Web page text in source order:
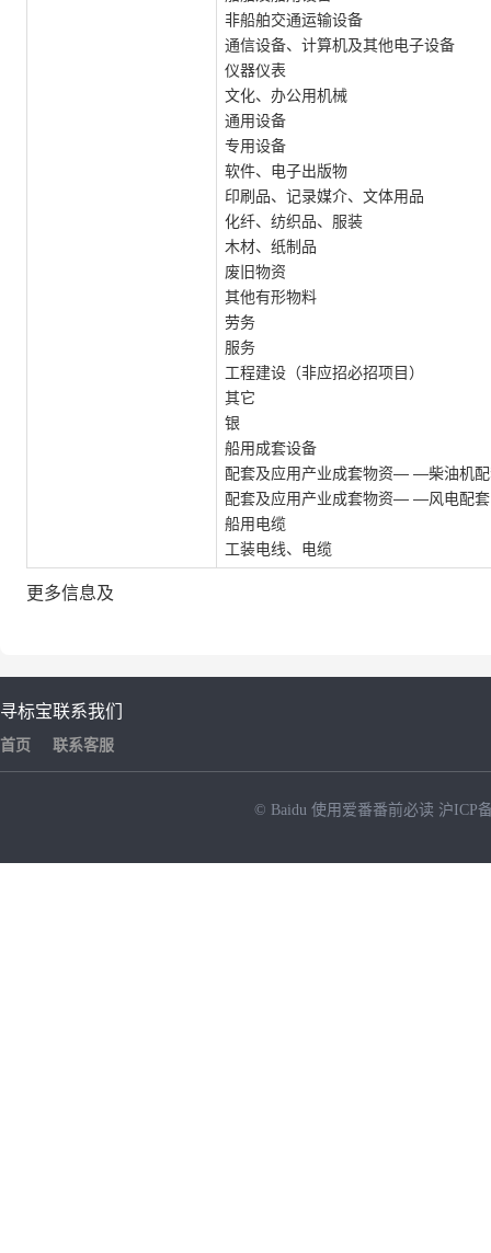
更多信息及
寻标宝
首页
联系我们
联系客服
© Baidu 使用爱番番前必读 沪ICP